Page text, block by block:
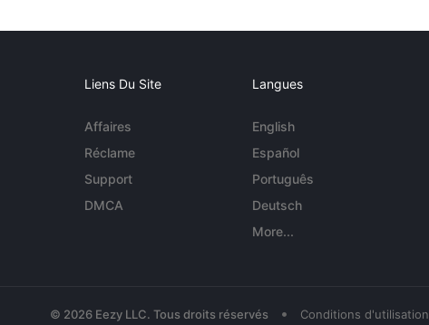
Liens Du Site
Affaires
Réclame
Support
DMCA
Langues
English
Español
Português
Deutsch
More...
© 2026 Eezy LLC. Tous droits réservés • Conditions d'utilisation